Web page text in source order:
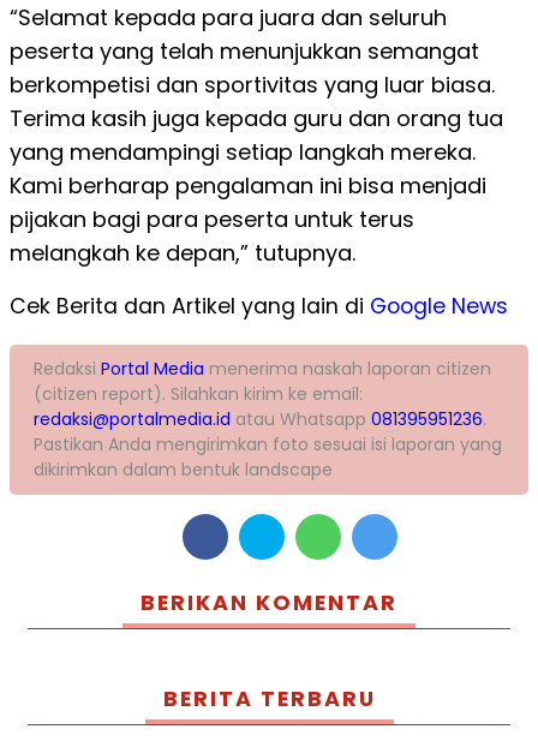
“Selamat kepada para juara dan seluruh
peserta yang telah menunjukkan semangat
berkompetisi dan sportivitas yang luar biasa.
Terima kasih juga kepada guru dan orang tua
yang mendampingi setiap langkah mereka.
Kami berharap pengalaman ini bisa menjadi
pijakan bagi para peserta untuk terus
melangkah ke depan,” tutupnya.
Cek Berita dan Artikel yang lain di Google News
Redaksi Portal Media menerima naskah laporan citizen
(citizen report). Silahkan kirim ke email:
redaksi@portalmedia.id atau Whatsapp 081395951236.
Pastikan Anda mengirimkan foto sesuai isi laporan yang
dikirimkan dalam bentuk landscape
BERIKAN KOMENTAR
BERITA TERBARU